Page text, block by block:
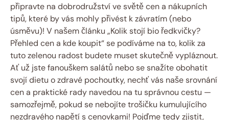
připravte na dobrodružství ve světě cen a nákupních
tipů, které by vás mohly přivést k závratím (nebo
úsměvu)! V našem článku „Kolik stojí bio ředkvičky?
Přehled cen a kde koupit“ se podíváme na to, kolik za
tuto zelenou radost budete muset skutečně vypláznout.
Ať už jste fanouškem salátů nebo se snažíte obohatit
svojí dietu o zdravé pochoutky, nechť vás naše srovnání
cen a praktické rady navedou na tu správnou cestu —
samozřejmě, pokud se nebojíte trošičku kumulujícího
nezdravého napětí s cenovkami! Pojďme tedy zjistit,